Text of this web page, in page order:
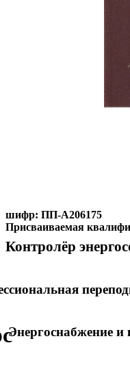
шифр: ПП-А206175
Присваиваемая
Контролёр
Энергоснабжение и